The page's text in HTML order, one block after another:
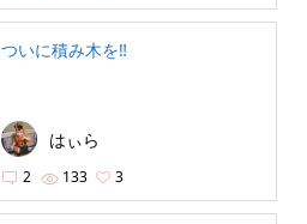
ついに積み木を‼️
はぃら
2 133 3